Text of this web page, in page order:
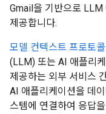
Gmail을 기반으로 LLM
제공합니다.
모델 컨텍스트 프로토
(LLM) 또는 AI 애플리
제공하는 외부 서비스
AI 애플리케이션을 데
스템에 연결하여 응답